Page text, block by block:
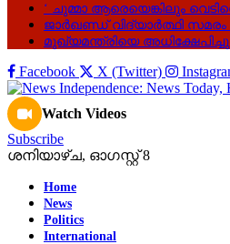
‘ ചുമ്മാ ആരെയെങ്കിലും
ജാർഖണ്ഡ് വിദ്യാർത്ഥി
മുഖ്യമന്ത്രിയെ
Facebook X (Twitter)
Watch Videos
Subscribe
ശനിയാഴ്‌ച, ഓഗസ്റ്റ്‌ 8
Home
News
Politics
International